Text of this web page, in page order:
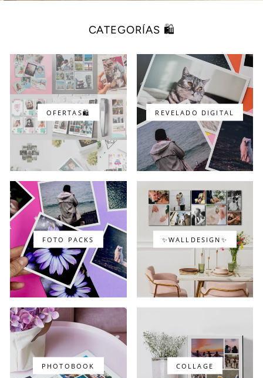
CATEGORÍAS 🛍️
OFERTAS🛍️ REVELADO DIGITAL
FOTO PACKS ✨WALLDESIGN✨
PHOTOBOOK COLLAGE